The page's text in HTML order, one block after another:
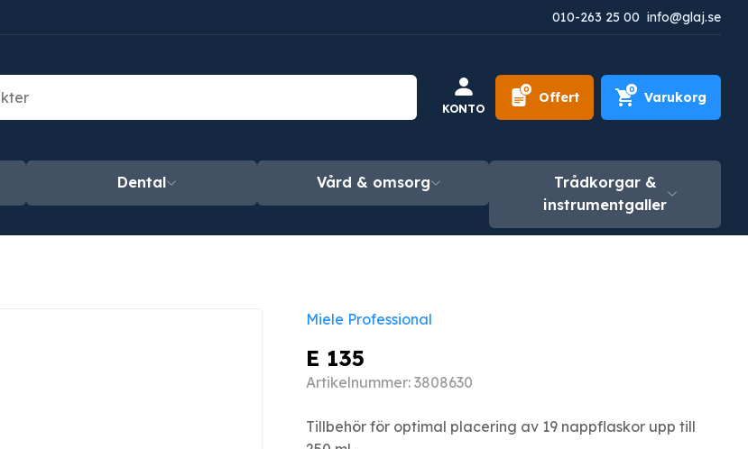
010-263 25 00 info@glaj.se
KONTO
0
Offert
0
Varukorg
Dental Vård & omsorg
Trådkorgar &
instrumentgaller
Miele Professional
E 135
Artikelnummer: 3808630
Tillbehör för optimal placering av 19 nappflaskor upp till